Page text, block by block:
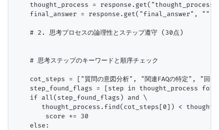
thought_process =
    final_answer = response.get("final_answer", "")
    # 2. 思考プロセスの論理性とステップ遵守 (30点)
    # 思考ステップのキーワードと順序チェック
cot_steps = ["質問の意図分析", "関連FAQの特定", "回答
step_found_flags = [step in thought_process for
    if all(step_found_flags) and \
thought_process.find(cot_steps[0]) <
        score += 30
    else: